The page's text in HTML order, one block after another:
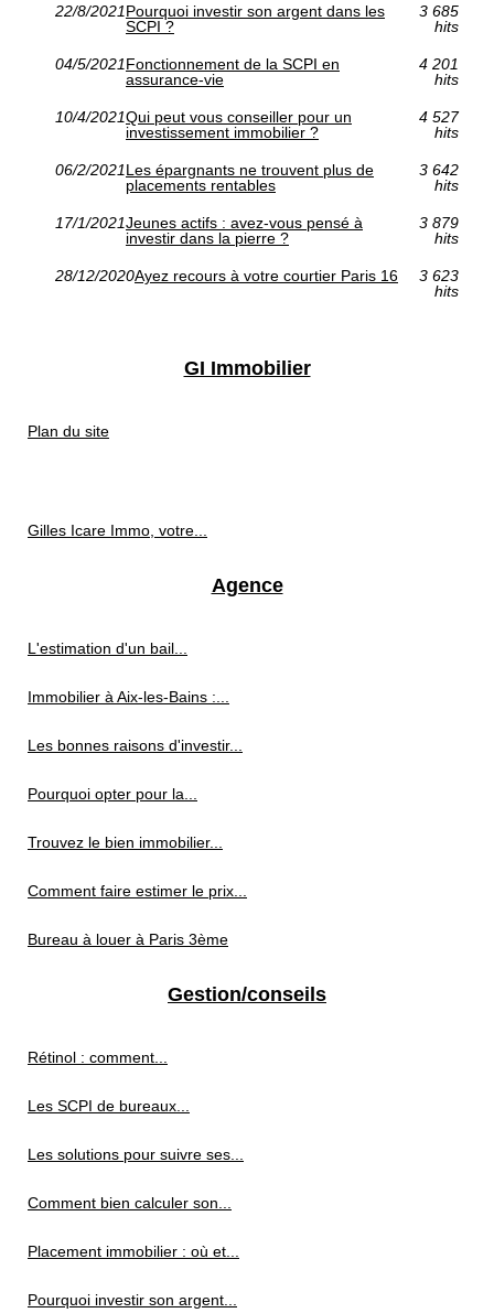
22/8/2021Pourquoi investir son argent dans les
SCPI ?
3 685
hits
04/5/2021Fonctionnement de la SCPI en
assurance-vie
4 201
hits
10/4/2021Qui peut vous conseiller pour un
investissement immobilier ?
4 527
hits
06/2/2021Les épargnants ne trouvent plus de
placements rentables
3 642
hits
17/1/2021Jeunes actifs : avez-vous pensé à
investir dans la pierre ?
3 879
hits
28/12/2020Ayez recours à votre courtier Paris 16
3 623
hits
GI Immobilier
Plan du site
Gilles Icare Immo, votre...
Agence
L'estimation d'un bail...
Immobilier à Aix-les-Bains :...
Les bonnes raisons d'investir...
Pourquoi opter pour la...
Trouvez le bien immobilier...
Comment faire estimer le prix...
Bureau à louer à Paris 3ème
Gestion/conseils
Rétinol : comment...
Les SCPI de bureaux...
Les solutions pour suivre ses...
Comment bien calculer son...
Placement immobilier : où et...
Pourquoi investir son argent...